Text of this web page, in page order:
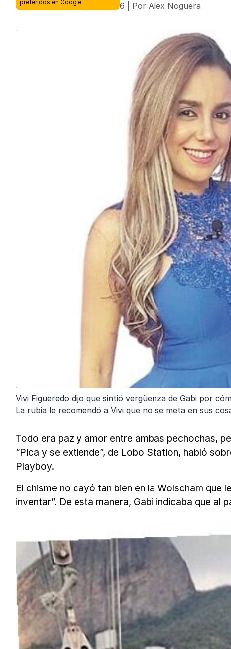
30 de marzo de 2019 - 02:26 | Por Alex Noguera
Vivi Figueredo dijo que sintió vergüenza de Gabi por
La rubia le recomendó a Vivi que no se meta en sus
Todo era paz y amor entre ambas pechochas,
“Pica y se extiende”, de Lobo Station, habló
Playboy.
El chisme no cayó tan bien en la Wolscham que
inventar”. De esta manera, Gabi indicaba que al